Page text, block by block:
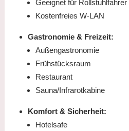
Geeignet für Rollstuhlfahrer
Kostenfreies W-LAN
Gastronomie & Freizeit:
Außengastronomie
Frühstücksraum
Restaurant
Sauna/Infrarotkabine
Komfort & Sicherheit:
Hotelsafe